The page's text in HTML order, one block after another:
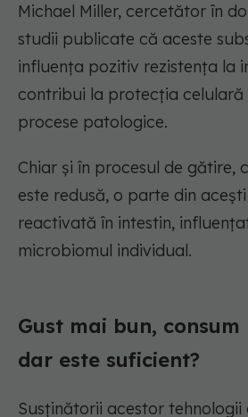
Michael Miller, cercetător în
studii publicate că aceste
influența pozitiv rezistența la
contribui la protecția
procese patologice.
Chiar și în procesul de gătire,
este redusă, o parte din
reactivată în intestin,
microbiomul individual.
Gust mai bun,
dar este suficient?
Susținătorii acestor